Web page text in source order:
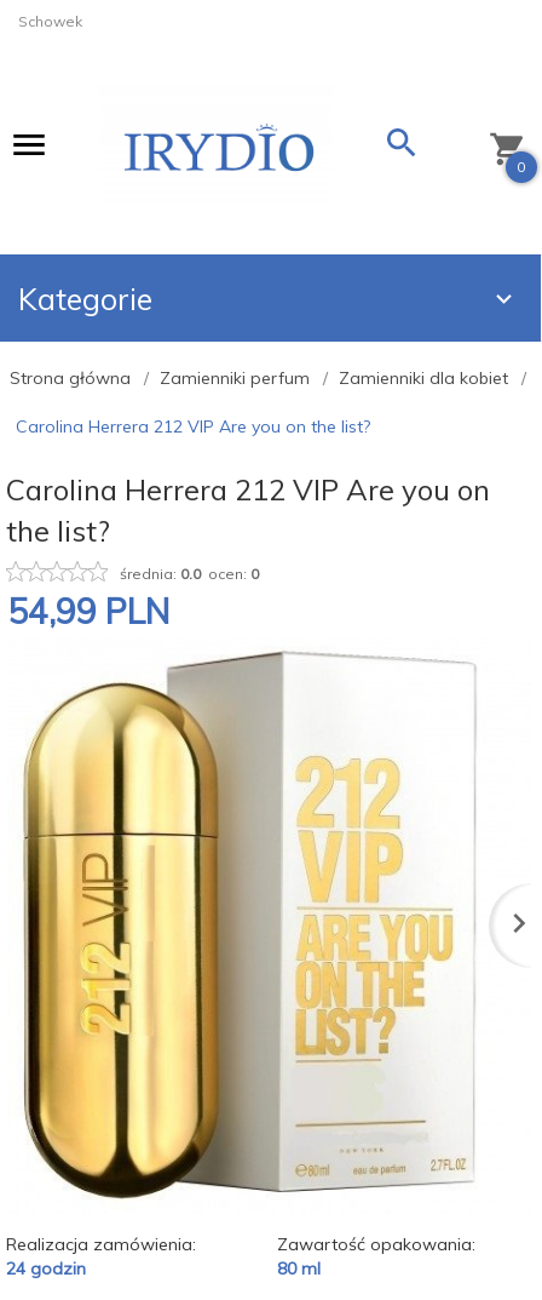
Schowek
0
Kategorie
Strona główna Zamienniki perfum Zamienniki dla kobiet
Carolina Herrera 212 VIP Are you on the list?
Carolina Herrera 212 VIP Are you on
the list?
średnia: 0.0ocen: 0
54,99 PLN
Realizacja zamówienia:
24 godzin
Zawartość opakowania:
80 ml